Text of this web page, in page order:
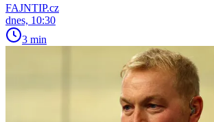
FAJNTIP.cz
dnes, 10:30
3 min